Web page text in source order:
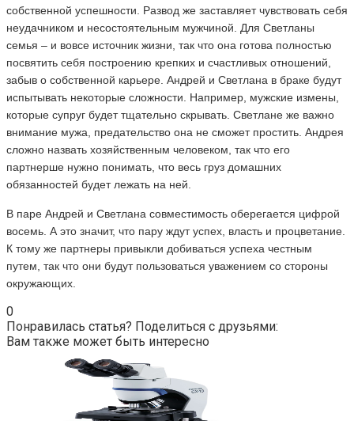
собственной успешности. Развод же заставляет чувствовать себя
неудачником и несостоятельным мужчиной. Для Светланы
семья – и вовсе источник жизни, так что она готова полностью
посвятить себя построению крепких и счастливых отношений,
забыв о собственной карьере. Андрей и Светлана в браке будут
испытывать некоторые сложности. Например, мужские измены,
которые супруг будет тщательно скрывать. Светлане же важно
внимание мужа, предательство она не сможет простить. Андрея
сложно назвать хозяйственным человеком, так что его
партнерше нужно понимать, что весь груз домашних
обязанностей будет лежать на ней.
В паре Андрей и Светлана совместимость оберегается цифрой
восемь. А это значит, что пару ждут успех, власть и процветание.
К тому же партнеры привыкли добиваться успеха честным
путем, так что они будут пользоваться уважением со стороны
окружающих.
0
Понравилась статья? Поделиться с друзьями:
Вам также может быть интересно